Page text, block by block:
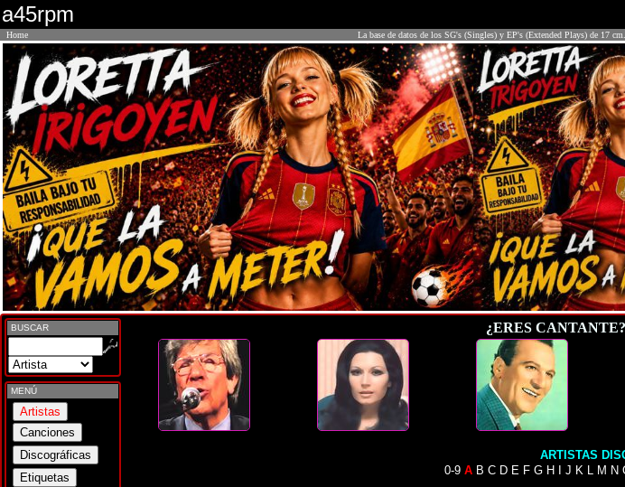
a45rpm
Home La base de datos de los SG's (Singles) y EP's (Extended Plays) de 17
BUSCAR
MENÚ
¿ERES CANTANTE?
ARTISTAS
0-9 A B C D E F G H J K L M N